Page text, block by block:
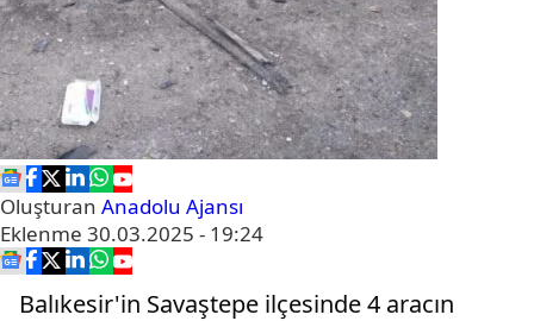
Oluşturan Anadolu Ajansı
Eklenme 30.03.2025 - 19:24
Balıkesir'in Savaştepe ilçesinde 4 aracın